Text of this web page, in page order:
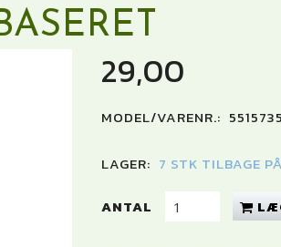
29,00
MODEL/VARENR.: 5515735
LAGER: 7 STK TILBAGE
ANTAL